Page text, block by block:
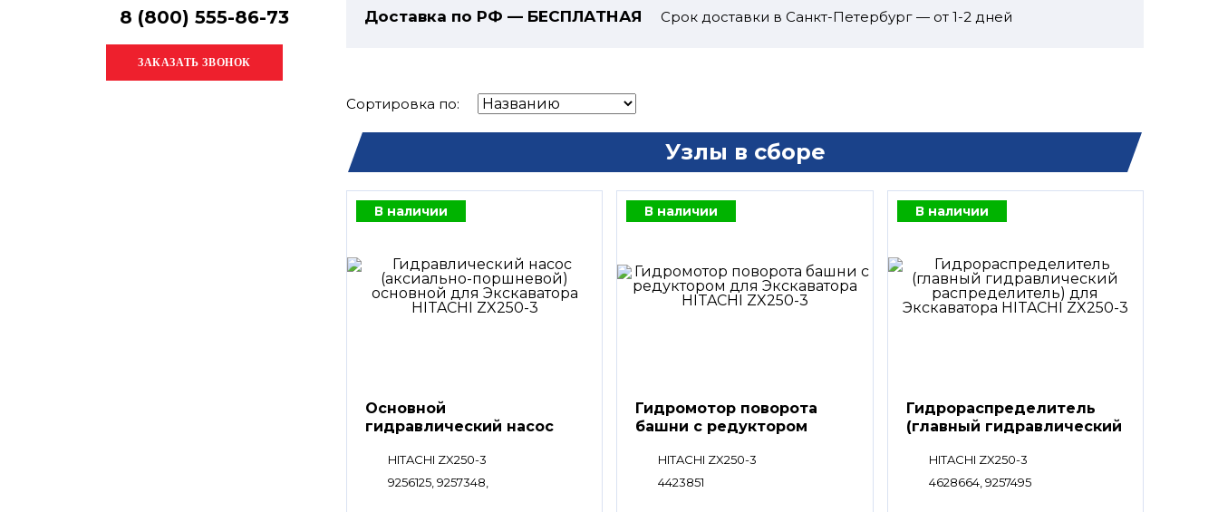
8 (800) 555-86-73 Доставка по РФ — БЕСПЛАТНАЯ Срок доставки в Санкт-Петербург — от 1-2 дней
Сортировка по:
Узлы в сборе
В наличии
Основной
гидравлический насос
HITACHI ZX250-3
9256125, 9257348,
В наличии
Гидромотор поворота
башни с редуктором
HITACHI ZX250-3
4423851
В наличии
Гидрораспределитель
(главный гидравлический
HITACHI ZX250-3
4628664, 9257495